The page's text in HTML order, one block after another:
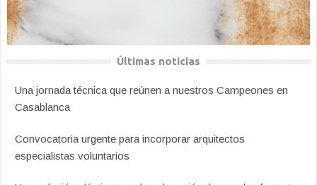
Últimas noticias
Una jornada técnica que reúnen a nuestros Campeones en
Casablanca
Convocatoria urgente para incorporar arquitectos
especialistas voluntarios